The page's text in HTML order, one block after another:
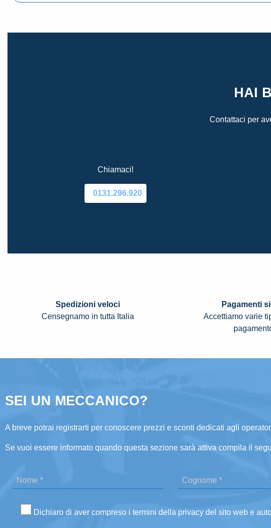
HAI
Contattaci per
Chiamaci!
0131.296.920
Spedizioni veloci
Censegnamo in tutta Italia
Pagamenti
Accettiamo varie
SEI UN MECCANICO?
A breve potrai registrarti per conoscere prezzi e sconti dedicati agli
Se vuoi essere informato quando questa sezione sarà attiva compila il
Dichiaro di aver compreso i termini della privacy del sito web e